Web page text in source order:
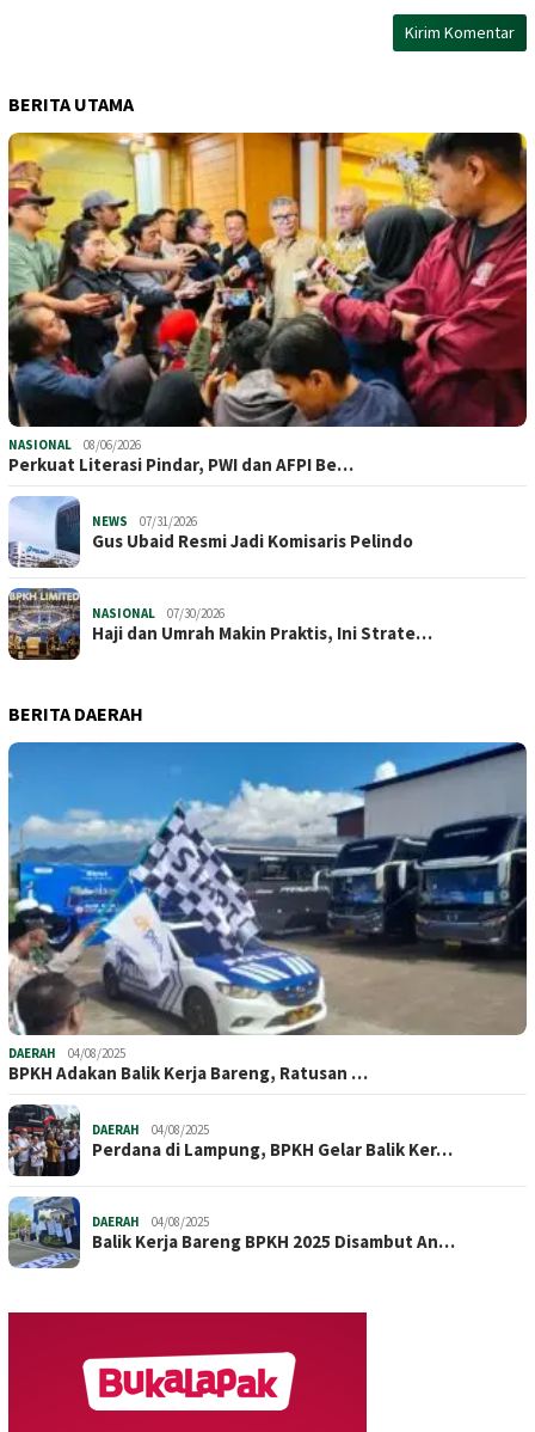
BERITA UTAMA
NASIONAL 08/06/2026
Perkuat Literasi Pindar, PWI dan AFPI Be…
NEWS 07/31/2026
​Gus Ubaid Resmi Jadi Komisaris Pelindo
NASIONAL 07/30/2026
Haji dan Umrah Makin Praktis, Ini Strate…
BERITA DAERAH
DAERAH 04/08/2025
BPKH Adakan Balik Kerja Bareng, Ratusan …
DAERAH 04/08/2025
Perdana di Lampung, BPKH Gelar Balik Ker…
DAERAH 04/08/2025
Balik Kerja Bareng BPKH 2025 Disambut An…